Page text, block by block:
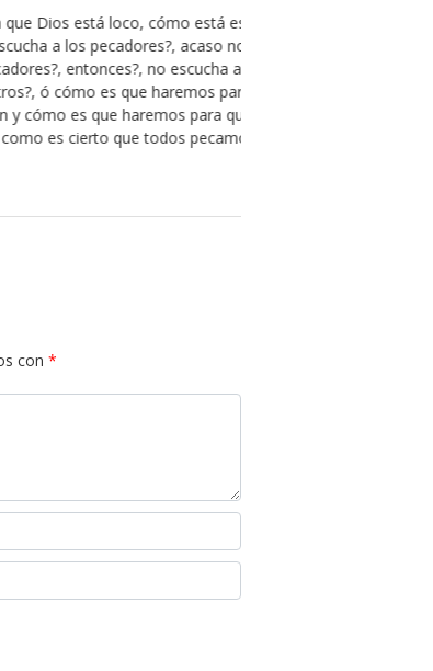
acerca de la revelación de
que Dios usa para mostrarnos
ocultos sino profundos de la
nos vamos familiarizando con ella,
permite Dios ver en cada versículo y
claro nos queda cada mensaje y
con *